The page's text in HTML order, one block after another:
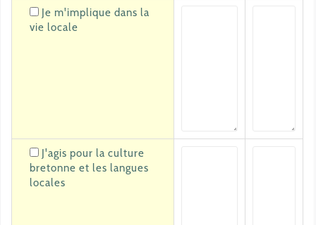
Je m'implique dans la
vie locale
J'agis pour la culture
bretonne et les langues
locales